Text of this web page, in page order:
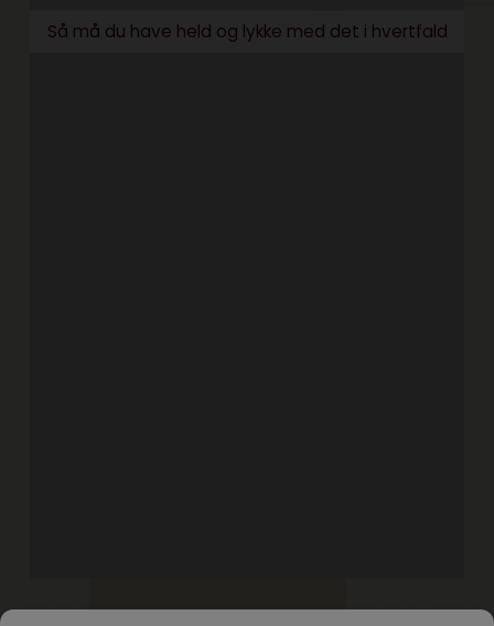
Så må du have held og lykke med det i hvertfald